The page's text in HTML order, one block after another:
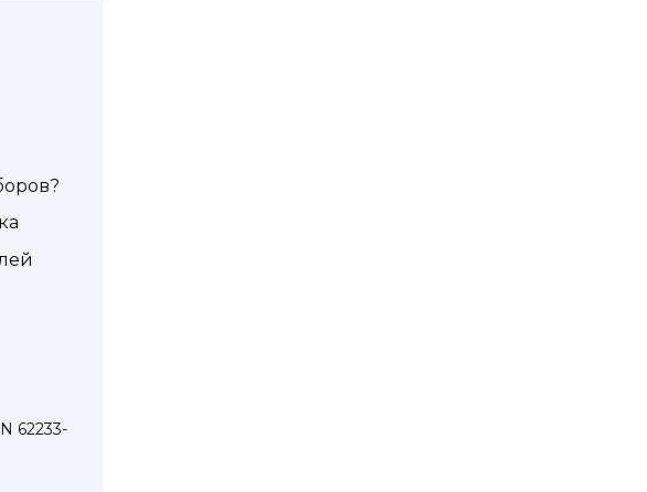
62233-